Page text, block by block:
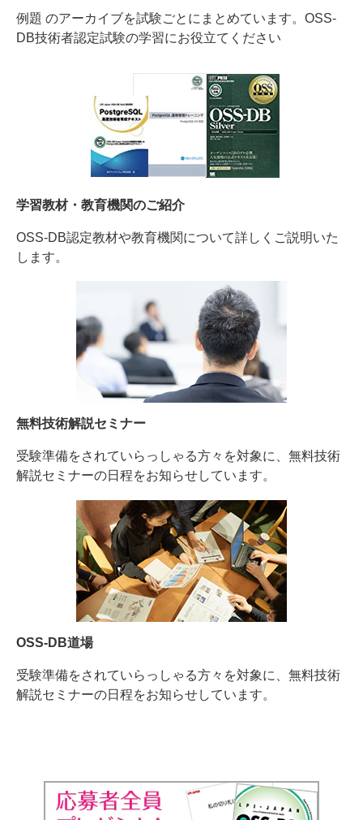
例題 のアーカイブを試験ごとにまとめています。OSS-
DB技術者認定試験の学習にお役立てください
学習教材・教育機関のご紹介
OSS-DB認定教材や教育機関について詳しくご説明いた
します。
無料技術解説セミナー
受験準備をされていらっしゃる方々を対象に、無料技術
解説セミナーの日程をお知らせしています。
OSS-DB道場
受験準備をされていらっしゃる方々を対象に、無料技術
解説セミナーの日程をお知らせしています。